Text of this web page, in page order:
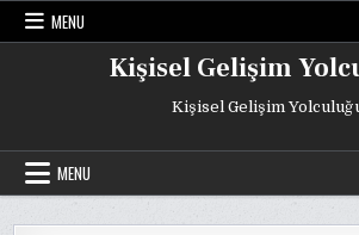
Skip
MENU
Kişisel Gelişim
Kişisel Gelişim
MENU